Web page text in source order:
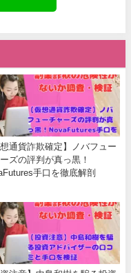
想通貨詐欺確定】ノバフュー
ズの評判が真っ黒！
手口を徹底解剖